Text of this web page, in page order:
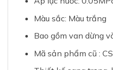
Màu sắc: Màu trắng
Bao gồm van dừng
Mã sản phẩm cũ :